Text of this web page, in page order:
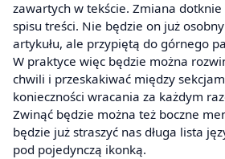
zawartych w tekście. Zmiana
spisu treści. Nie będzie on już
artykułu, ale przypiętą do górnego
W praktyce więc będzie można
chwili i przeskakiwać między
konieczności wracania za każdym
Zwinąć będzie można też boczne
będzie już straszyć nas długa lista
pod pojedynczą ikonką.